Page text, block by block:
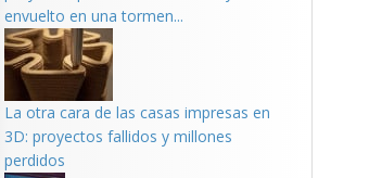
envuelto en una tormen...
La otra cara de las casas impresas en
3D: proyectos fallidos y millones
perdidos